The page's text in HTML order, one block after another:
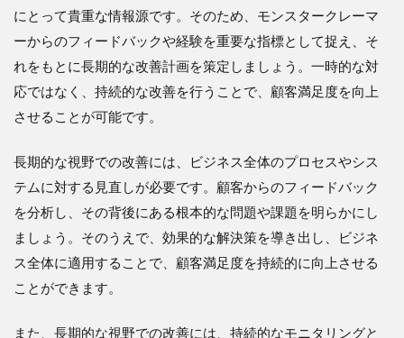
にとって貴重な情報源です。そのため、モンスタークレーマ
ーからのフィードバックや経験を重要な指標として捉え、そ
れをもとに長期的な改善計画を策定しましょう。一時的な対
応ではなく、持続的な改善を行うことで、顧客満足度を向上
させることが可能です。
長期的な視野での改善には、ビジネス全体のプロセスやシス
テムに対する見直しが必要です。顧客からのフィードバック
を分析し、その背後にある根本的な問題や課題を明らかにし
ましょう。そのうえで、効果的な解決策を導き出し、ビジネ
ス全体に適用することで、顧客満足度を持続的に向上させる
ことができます。
また、長期的な視野での改善には、持続的なモニタリングと